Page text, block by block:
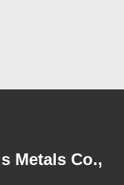
Metals Co.,